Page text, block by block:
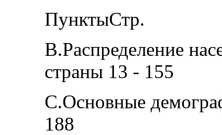
ПунктыСтр.
В.Распределение
страны 13 - 155
С.Основные
188